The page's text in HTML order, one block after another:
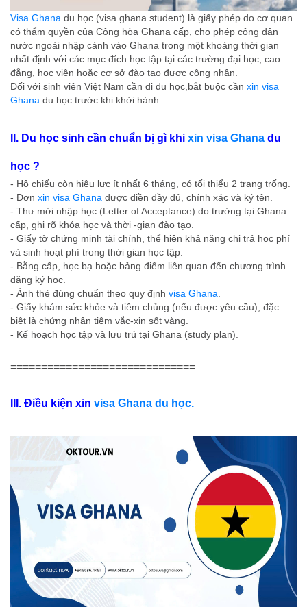
Visa Ghana du học (visa ghana student) là giấy phép do cơ quan
có thẩm quyền của Cộng hòa Ghana cấp, cho phép công dân
nước ngoài nhập cảnh vào Ghana trong một khoảng thời gian
nhất định với các mục đích học tập tại các trường đại học, cao
đẳng, học viện hoặc cơ sở đào tạo được công nhận.
Đối với sinh viên Việt Nam cần đi du học,bắt buộc cần xin visa
Ghana du học trước khi khởi hành.
II. Du học sinh cần chuẩn bị gì khi xin visa Ghana du
học ?
- Hộ chiếu còn hiệu lực ít nhất 6 tháng, có tối thiểu 2 trang trống.
- Đơn xin visa Ghana được điền đầy đủ, chính xác và ký tên.
- Thư mời nhập học (Letter of Acceptance) do trường tại Ghana
cấp, ghi rõ khóa học và thời -gian đào tạo.
- Giấy tờ chứng minh tài chính, thể hiện khả năng chi trả học phí
và sinh hoạt phí trong thời gian học tập.
- Bằng cấp, học bạ hoặc bảng điểm liên quan đến chương trình
đăng ký học.
- Ảnh thẻ đúng chuẩn theo quy định visa Ghana
- Giấy khám sức khỏe và tiêm chủng (nếu được yêu cầu), đặc
biệt là chứng nhận tiêm vắc-xin sốt vàng.
- Kế hoạch học tập và lưu trú tại Ghana (study plan).
==============================
III. Điều kiện xin visa Ghana du học.